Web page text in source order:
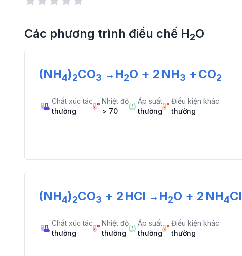
Các phương trình điều chế H2O
(NH4)2CO3 → H2O + 2NH3 +CO2
Chất xúc tác
thường
Nhiệt độ
> 70
Áp suất
thường
Điều kiện khác
thường
(NH4)2CO3 + 2HCl → H2O + 2NH4Cl
Chất xúc tác
thường
Nhiệt độ
thường
Áp suất
thường
Điều kiện khác
thường